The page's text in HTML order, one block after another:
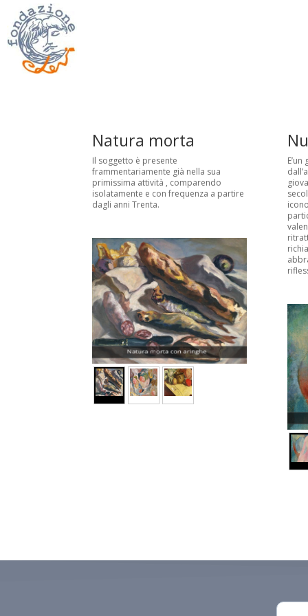
Natura morta
Il soggetto è presente
frammentariamente già nella sua
primissima attività , comparendo
isolatamente e con frequenza a partire
dagli anni Trenta.